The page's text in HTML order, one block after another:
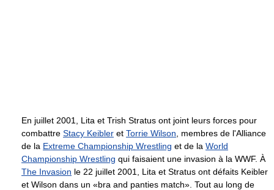
En juillet 2001, Lita et Trish Stratus ont joint leurs forces pour
combattre Stacy Keibler et Torrie Wilson , membres de l'Alliance
de la Extreme Championship Wrestling et de la World
Championship Wrestling qui faisaient une invasion à la WWF. À
The Invasion le 22 juillet 2001, Lita et Stratus ont défaits Keibler
et Wilson dans un «bra and panties match». Tout au long de